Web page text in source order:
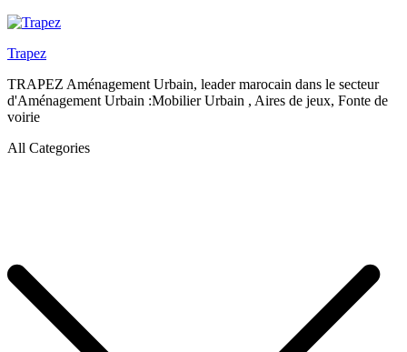
Trapez
TRAPEZ Aménagement Urbain, leader marocain dans le secteur
d'Aménagement Urbain :Mobilier Urbain , Aires de jeux, Fonte de
voirie
All Categories